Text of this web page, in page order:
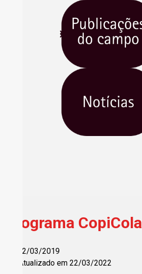
Programa CopiCola
12/03/2019
Atualizado em 22/03/2022